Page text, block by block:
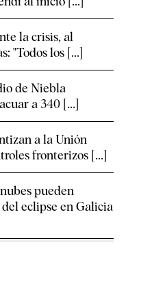
la crisis, al
"Todos los [...]
de Niebla
a 340 [...]
a la Unión
fronterizos [...]
pueden
eclipse en Galicia